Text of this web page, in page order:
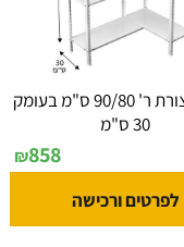
מדפים צורת ר' 90/80 ס"מ בעומק
30 ס"מ
₪858
לפרטים ורכישה